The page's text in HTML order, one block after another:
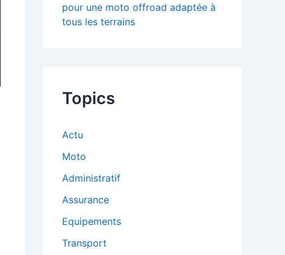
pour une moto offroad adaptée à
tous les terrains
Topics
Actu
Moto
Administratif
Assurance
Equipements
Transport